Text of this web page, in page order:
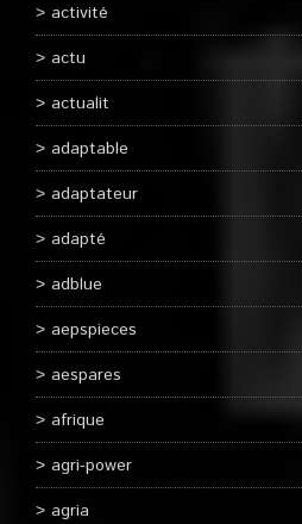
activité
actu
actualit
adaptable
adaptateur
adapté
adblue
aepspieces
aespares
afrique
agri-power
agria